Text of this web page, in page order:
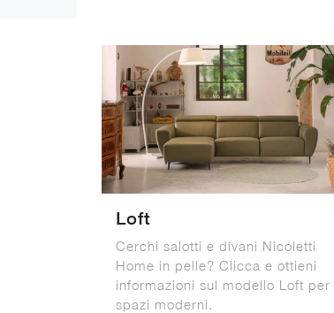
Loft
Cerchi salotti e divani Nicoletti
Home in pelle? Clicca e ottieni
informazioni sul modello Loft per
spazi moderni.